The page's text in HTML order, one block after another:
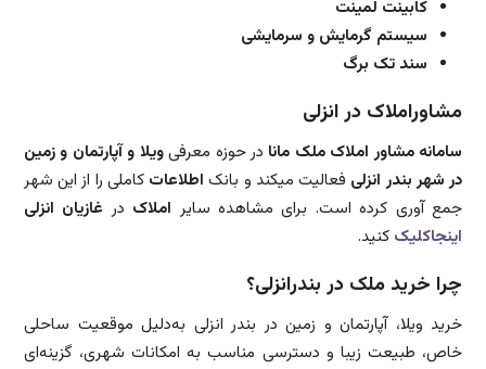
کابینت لمینت
سیستم گرمایش و سرمایشی
سند تک برگ
مشاوراملاک در انزلی
سامانه مشاور املاک ملک مانا در حوزه معرفیویلا و آپارتمان و زمین
در شهر بندر انزلی فعالیت میکند و بانک اطلاعاتکاملی را از این شهر
جمع آوری کرده است. برای مشاهده سایر املاک در غازیان انزلی
اینجاکلیک کنید.
چرا خرید ملک در بندرانزلی؟
خرید ویلا، آپارتمان و زمین در بندر انزلی به‌دلیل موقعیت ساحلی
خاص، طبیعت زیبا و دسترسی مناسب به امکانات شهری، گزینه‌ای